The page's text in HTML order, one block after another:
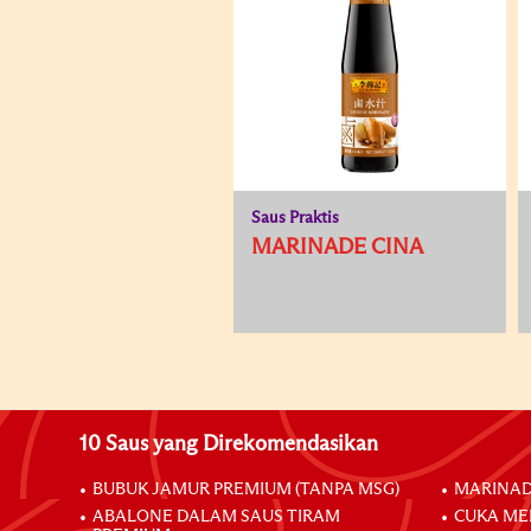
Saus Praktis
MARINADE CINA
10 Saus yang Direkomendasikan
BUBUK JAMUR PREMIUM (TANPA MSG)
ABALONE DALAM SAUS TIRAM
CUKA